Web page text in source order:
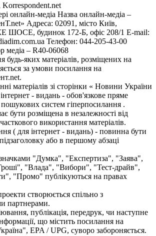
онлайн-медіа Назва онлайн-медіа –
Адреса: 02091, місто Київ,
ШОСЕ, будинок 172-Б, офіс 208/1 E-mail:
Телефон: 044-205-43-00
медіа – R40-06068
будь-яких матеріалів, розміщених на
за умови посилання на
матеріалів зі сторінки « Новини України
інтернет - видань - обов'язкове пряме
пошукових систем гіперпосилання .
бути розміщена в незалежності від
використання матеріалів.
( для інтернет - видань) - повинна бути
або в першому абзаці
"Думка", "Експертиза", "Заява",
"Влада", "Вибори", "Тест-драйв",
"Промо" публікуються на правах
створюється спільно з
партнерами.
публікація, передрук, чи наступне
що містить посилання на
EPA / UPG, суворо забороняється.